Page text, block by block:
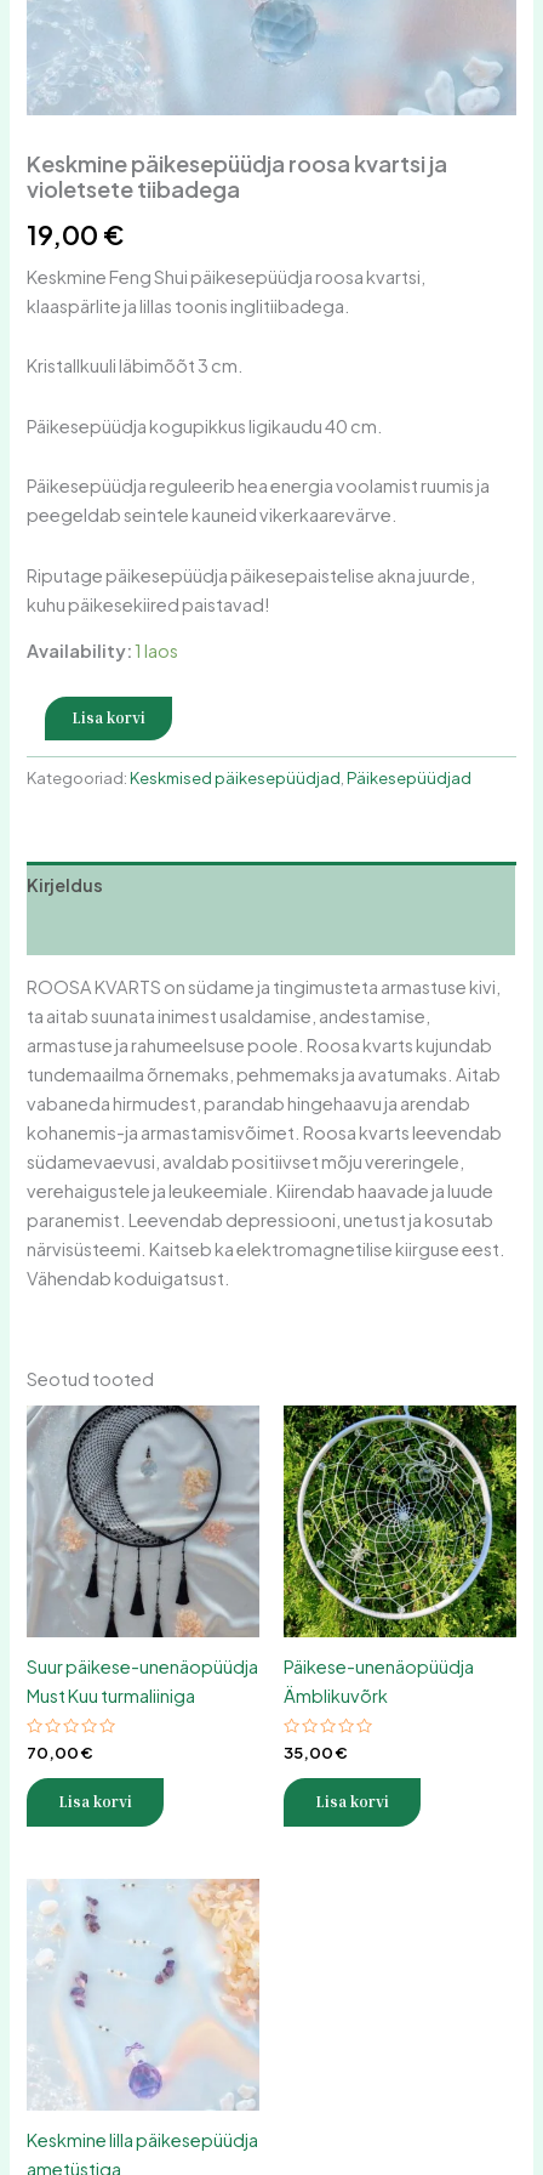
Keskmine päikesepüüdja roosa kvartsi ja
violetsete tiibadega
19,00 €
Keskmine Feng Shui päikesepüüdja roosa kvartsi,
klaaspärlite ja lillas toonis inglitiibadega.
Kristallkuuli läbimõõt 3 cm.
Päikesepüüdja kogupikkus ligikaudu 40 cm.
Päikesepüüdja reguleerib hea energia voolamist ruumis ja
peegeldab seintele kauneid vikerkaarevärve.
Riputage päikesepüüdja päikesepaistelise akna juurde,
kuhu päikesekiired paistavad!
Availability:1 laos
Lisa korvi
Kategooriad:Keskmised päikesepüüdjad ,Päikesepüüdjad
Kirjeldus
ROOSA KVARTS on südame ja tingimusteta armastuse kivi,
ta aitab suunata inimest usaldamise, andestamise,
armastuse ja rahumeelsuse poole. Roosa kvarts kujundab
tundemaailma õrnemaks, pehmemaks ja avatumaks. Aitab
vabaneda hirmudest, parandab hingehaavu ja arendab
kohanemis-ja armastamisvõimet. Roosa kvarts leevendab
südamevaevusi, avaldab positiivset mõju vereringele,
verehaigustele ja leukeemiale. Kiirendab haavade ja luude
paranemist. Leevendab depressiooni, unetust ja kosutab
närvisüsteemi. Kaitseb ka elektromagnetilise kiirguse eest.
Vähendab koduigatsust.
Seotud tooted
Suur päikese-unenäopüüdja
Must Kuu turmaliiniga
Hinnanguga
0
5
70,00€
Lisa korvi
Päikese-unenäopüüdja
Ämblikuvõrk
Hinnanguga
0
5
35,00€
Lisa korvi
Keskmine lilla päikesepüüdja
ametüstiga